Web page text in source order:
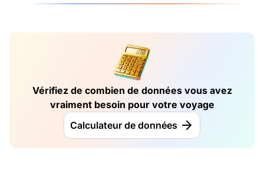
Vérifiez de combien de données vous avez
vraiment besoin pour votre voyage
Calculateur de données